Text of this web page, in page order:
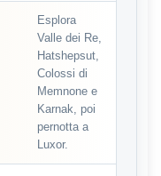
Esplora
Valle dei Re,
Hatshepsut,
Colossi di
Memnone e
Karnak, poi
pernotta a
Luxor.